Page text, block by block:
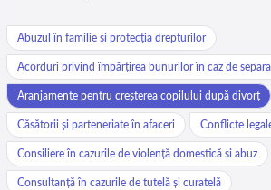
Abuzul în familie și protecția drepturilor
Acorduri privind împărțirea bunurilor în caz de
Aranjamente pentru creșterea copilului după divorț
Căsătorii și parteneriate în afaceri Conflicte
Consiliere în cazurile de violență domestică și abuz
Consultanță în cazurile de tutelă și curatelă